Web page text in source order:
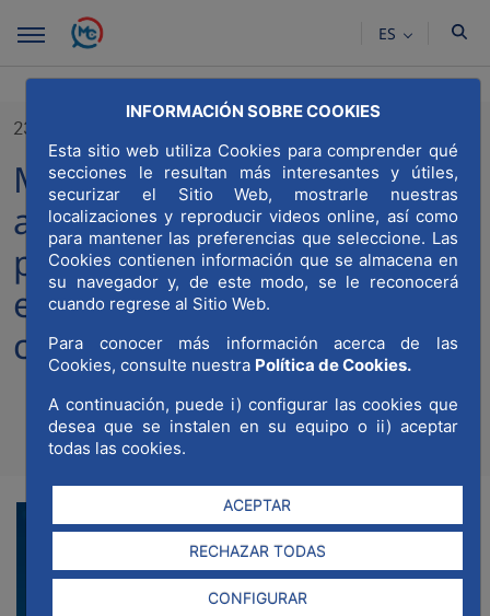
Saltar al contenido principal
INFORMACIÓN SOBRE COOKIES
Esta sitio web utiliza Cookies para comprender qué
secciones le resultan más interesantes y útiles,
securizar el Sitio Web, mostrarle nuestras
localizaciones y reproducir videos online, así como
para mantener las preferencias que seleccione. Las
Cookies contienen información que se almacena en
su navegador y, de este modo, se le reconocerá
cuando regrese al Sitio Web.
Para conocer más información acerca de las
Cookies, consulte nuestra Política de Cookies.
A continuación, puede i) configurar las cookies que
desea que se instalen en su equipo o ii) aceptar
todas las cookies.
ACEPTAR
RECHAZAR TODAS
CONFIGURAR
ES
23/11/2020
MWCC y WIRES firman una
alianza para lograr un
posicionamiento estratégico
en el sector de la ingeniería,
construcción y arquitectura
Compartir en
Compartir en
Compartir
RSS